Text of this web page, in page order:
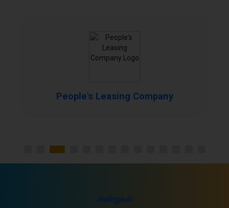
People's Leasing Company
சான்றுகள்